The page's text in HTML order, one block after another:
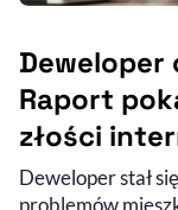
Deweloper
Raport
złości
Deweloper stał
problemów